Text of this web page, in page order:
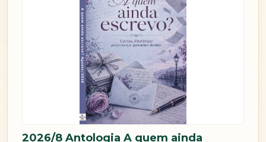
2026/8 Antologia A quem ainda